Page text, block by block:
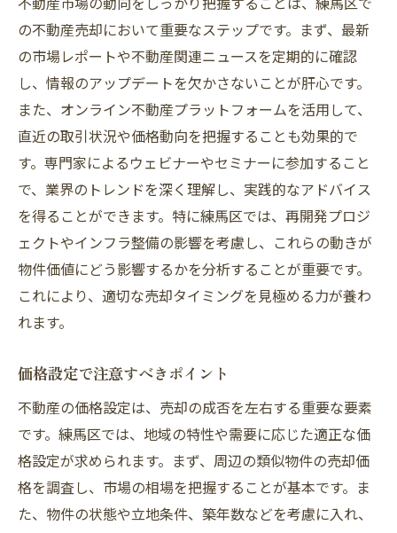
の不動産売却において重要なステップです。まず、最新
の市場レポートや不動産関連ニュースを定期的に確認
し、情報のアップデートを欠かさないことが肝心です。
また、オンライン不動産プラットフォームを活用して、
直近の取引状況や価格動向を把握することも効果的で
す。専門家によるウェビナーやセミナーに参加すること
で、業界のトレンドを深く理解し、実践的なアドバイス
を得ることができます。特に練馬区では、再開発プロジ
ェクトやインフラ整備の影響を考慮し、これらの動きが
物件価値にどう影響するかを分析することが重要です。
これにより、適切な売却タイミングを見極める力が養わ
れます。
価格設定で注意すべきポイント
不動産の価格設定は、売却の成否を左右する重要な要素
です。練馬区では、地域の特性や需要に応じた適正な価
格設定が求められます。まず、周辺の類似物件の売却価
格を調査し、市場の相場を把握することが基本です。ま
た、物件の状態や立地条件、築年数などを考慮に入れ、